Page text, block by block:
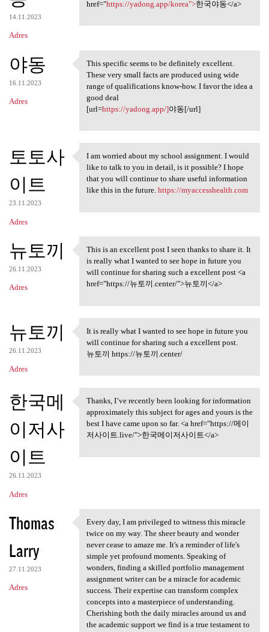
14.11.2023
Adres
href="https://yadong.app/korea">한국야동</a>
야동
16.11.2023
Adres
This specific seems to be
This specific seems to be definitely excellent.
These very small facts are produced using wide
range of qualifications know-how. I favor the idea a
good deal
[url=https://yadong.app/]야동[/url]
토토사
이트
23.11.2023
Adres
I am worried about my school
I am worried about my school assignment. I would
like to talk to you in detail, is it possible? I hope
that you will continue to share useful information
like this in the future. https://myaccesshealth.com
뉴토끼
26.11.2023
Adres
This is an excellent post I
This is an excellent post I seen thanks to share it. It
is really what I wanted to see hope in future you
will continue for sharing such a excellent post <a
href="https://뉴토끼.center/">뉴토끼</a>
뉴토끼
26.11.2023
Adres
It is really what I wanted to
It is really what I wanted to see hope in future you
will continue for sharing such a excellent post.
뉴토끼 https://뉴토끼.center/
한국메
이저사
이트
26.11.2023
Adres
Thanks, I’ve recently been
Thanks, I’ve recently been looking for information
approximately this subject for ages and yours is the
best I have came upon so far. <a href="https://메이
저사이트.live/">한국메이저사이트</a>
Thomas
Larry
27.11.2023
Adres
Every day, I am privileged to
Every day, I am privileged to witness this miracle
twice on my way. The sheer beauty and wonder
never cease to amaze me. It's a reminder of life's
simple yet profound moments. Speaking of
wonders, finding a skilled portfolio management
assignment writer can be a miracle for academic
success. Their expertise can transform complex
concepts into a masterpiece of understanding.
Cherishing both the daily miracles around us and
the academic support we find is a true testament to